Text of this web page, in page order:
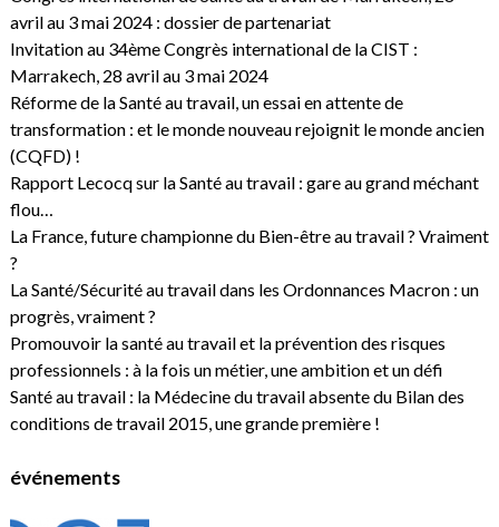
avril au 3 mai 2024 : dossier de partenariat
Invitation au 34ème Congrès international de la CIST :
Marrakech, 28 avril au 3 mai 2024
Réforme de la Santé au travail, un essai en attente de
transformation : et le monde nouveau rejoignit le monde ancien
(CQFD) !
Rapport Lecocq sur la Santé au travail : gare au grand méchant
flou…
La France, future championne du Bien-être au travail ? Vraiment
?
La Santé/Sécurité au travail dans les Ordonnances Macron : un
progrès, vraiment ?
Promouvoir la santé au travail et la prévention des risques
professionnels : à la fois un métier, une ambition et un défi
Santé au travail : la Médecine du travail absente du Bilan des
conditions de travail 2015, une grande première !
événements